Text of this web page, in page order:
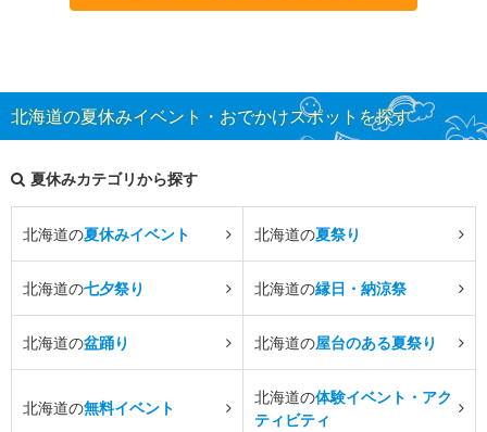
北海道の夏休みイベント・おでかけスポットを探す
夏休みカテゴリから探す
北海道の夏休みイベント 北海道の夏祭り
北海道の七夕祭り 北海道の縁日・納涼祭
北海道の盆踊り 北海道の屋台のある夏祭り
北海道の無料イベント
北海道の体験イベント・アク
ティビティ